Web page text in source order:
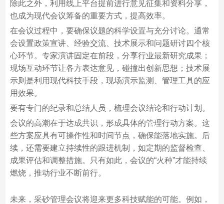
除此之外，利用线上平台提前进行意见征集和资料分享，
也成为现代会议筹备的重要方式，提高效率。
在会议过程中，要确保议题的科学设置与充分讨论。通常
会设置政策宣讲、经验交流、技术展示和问题研讨四个核
心环节。专家演讲固定在前段，分享行业最新研究成果；
现场互动环节让各方表达意见，碰撞出创新思想；技术展
示则是利用现代科技手段，现场演示监测、管理工具的应
用效果。
要有专门的纪录和总结人员，梳理会议结论和行动计划。
会议的高潮在于达成共识，形成具体的管理行动方案。这
些方案应具有可操作性和时间节点，确保能落地实施。后
续，还需要建立持续性的跟进机制，如定期的监督检查、
成果评估和调整措施。只有如此，会议的“火种”才能持续
燃烧，推动行业不断前行。
未来，采砂管理会议将迎来更多科技赋能的可能。例如，